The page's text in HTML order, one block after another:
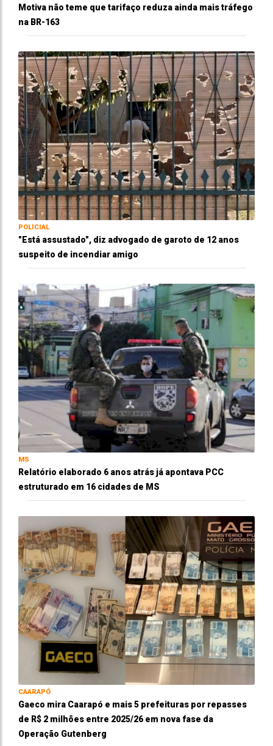
Motiva não teme que tarifaço reduza ainda mais tráfego
na BR-163
POLICIAL
"Está assustado", diz advogado de garoto de 12 anos
suspeito de incendiar amigo
MS
Relatório elaborado 6 anos atrás já apontava PCC
estruturado em 16 cidades de MS
CAARAPÓ
Gaeco mira Caarapó e mais 5 prefeituras por repasses
de R$ 2 milhões entre 2025/26 em nova fase da
Operação Gutenberg